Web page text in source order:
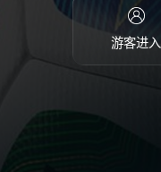
游客进入